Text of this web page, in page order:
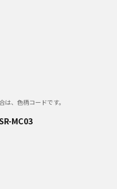
、色柄コードです。
MC03